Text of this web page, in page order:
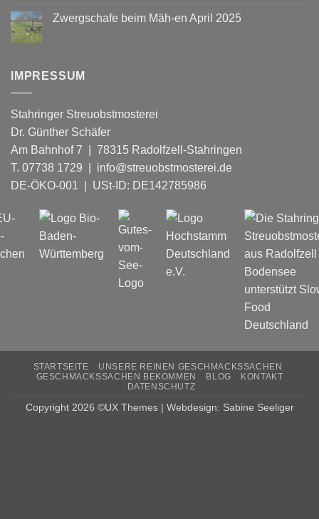
zu
Deutschlands
unserem
Apfelverjus
Zwergschafe beim Mäh-en April 2025
Mäh-
IMPRESSUM
Stahringer Streuobstmosterei
Dr. Günther Schäfer
Am Bahnhof 7 | 78315 Radolfzell-Stahringen
T. 07738 1729 | info@streuobstmosterei.de
DE-ÖKO-001 | USt-ID: DE142785986
STARTSEITE
UNSERE REINEN GESCHMACKSSACHEN
GESCHMACKSSACHEN BEKOMMEN
BLOG
KONTAKT
DATENSCHUTZ
Copyright 2026 ©UX Themes | Webdesign: Sabine Seeliger